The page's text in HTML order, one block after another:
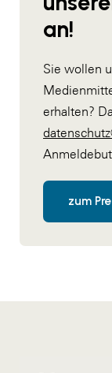
an!
Sie wollen
erhalten?
zum